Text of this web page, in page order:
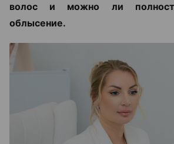
волос и можно ли
облысение.